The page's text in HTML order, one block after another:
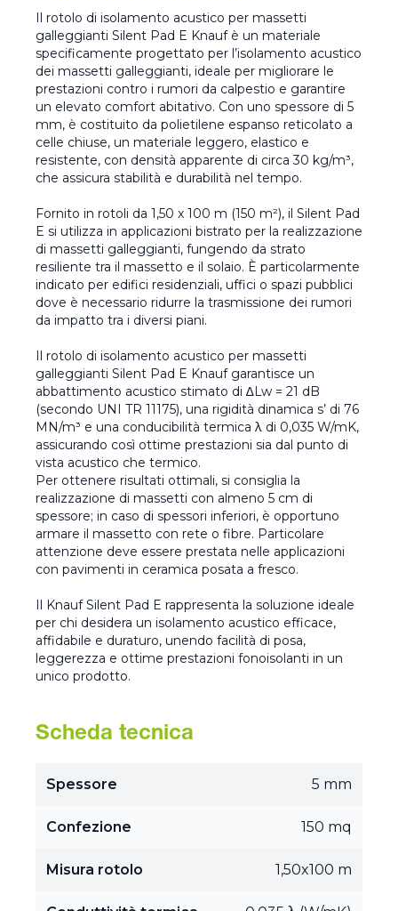
Il rotolo di isolamento acustico per massetti
galleggianti Silent Pad E Knauf è un materiale
specificamente progettato per l’isolamento acustico
dei massetti galleggianti, ideale per migliorare le
prestazioni contro i rumori da calpestio e garantire
un elevato comfort abitativo. Con uno spessore di 5
mm, è costituito da polietilene espanso reticolato a
celle chiuse, un materiale leggero, elastico e
resistente, con densità apparente di circa 30 kg/m³,
che assicura stabilità e durabilità nel tempo.
Fornito in rotoli da 1,50 x 100 m (150 m²), il Silent Pad
E si utilizza in applicazioni bistrato per la realizzazione
di massetti galleggianti, fungendo da strato
resiliente tra il massetto e il solaio. È particolarmente
indicato per edifici residenziali, uffici o spazi pubblici
dove è necessario ridurre la trasmissione dei rumori
da impatto tra i diversi piani.
Il rotolo di isolamento acustico per massetti
galleggianti Silent Pad E Knauf garantisce un
abbattimento acustico stimato di ∆Lw = 21 dB
(secondo UNI TR 11175), una rigidità dinamica s’ di 76
MN/m³ e una conducibilità termica λ di 0,035 W/mK,
assicurando così ottime prestazioni sia dal punto di
vista acustico che termico.
Per ottenere risultati ottimali, si consiglia la
realizzazione di massetti con almeno 5 cm di
spessore; in caso di spessori inferiori, è opportuno
armare il massetto con rete o fibre. Particolare
attenzione deve essere prestata nelle applicazioni
con pavimenti in ceramica posata a fresco.
Il Knauf Silent Pad E rappresenta la soluzione ideale
per chi desidera un isolamento acustico efficace,
affidabile e duraturo, unendo facilità di posa,
leggerezza e ottime prestazioni fonoisolanti in un
unico prodotto.
Scheda tecnica
Spessore 5 mm
Confezione 150 mq
Misura rotolo 1,50x100 m